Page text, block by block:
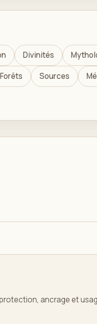
Divinités
Forêts Sources
ancrage et